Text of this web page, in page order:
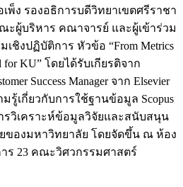
พ็ง รองอธิการบดีวิทยาเขตศรีราชา
ะผู้บริหาร คณาจารย์ และผู้เข้าร่วม
ชิงปฏิบัติการ หัวข้อ “From Metrics
for KU” โดยได้รับเกียรติจาก
Success Manager จาก Elsevier
รู้เกี่ยวกับการใช้ฐานข้อมูล Scopus
รวิเคราะห์ข้อมูลวิจัยและสนับสนุน
ของมหาวิทยาลัย โดยจัดขึ้น ณ ห้อง
าร 23 คณะวิศวกรรมศาสตร์